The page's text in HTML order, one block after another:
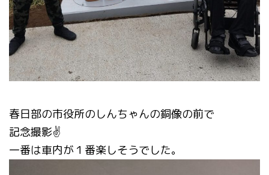
春日部の市役所のしんちゃんの銅像の前で
記念撮影✌️
一番は車内が１番楽しそうでした。